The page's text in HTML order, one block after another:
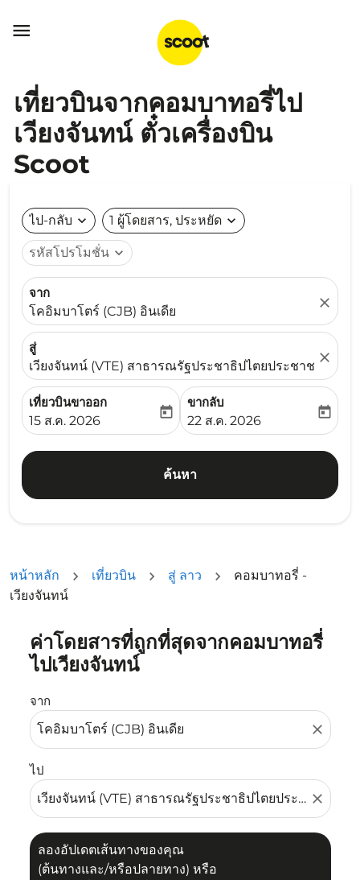

เที่ยวบินจากคอมบาทอรี่ไป
เวียงจันทน์ ตั๋วเครื่องบิน
Scoot
ไป-กลับ expand_more 1 ผู้โดยสาร, ประหยัด expand_more
รหัสโปรโมชั่น expand_more
จาก
โคอิมบาโตร์ (CJB) อินเดีย
close
สู่
เวียงจันทน์ (VTE) สาธารณรัฐประชาธิปไตยประชาชนลาว
close
เที่ยวบินขาออก
fc-booking-departure-date-aria-label
15 ส.ค. 2026
today
ขากลับ
fc-booking-return-date-
22 ส.ค. 2026
today
ค้นหา
หน้าหลัก เที่ยวบิน สู่ ลาว
คอมบาทอรี่ -
เวียงจันทน์
ค่าโดยสารที่ถูกที่สุดจากคอมบาทอรี่
ไปเวียงจันทน์
จาก
close
ไป
close
ลองอัปเดตเส้นทางของคุณ
(ต้นทางและ/หรือปลายทาง) หรือ
ลองอัปเดตเส้นทางของคุณ (ต้นทางและ/หรือปลายทาง) หรื